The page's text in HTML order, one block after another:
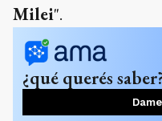
Milei".
¿qué querés